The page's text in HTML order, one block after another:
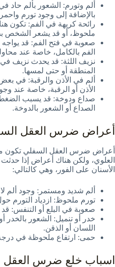
ألم وتورم: الشعور بألم حاد
بالإضافة إلى وجود تورم
رائحة كريهة في الفم: تكون
ملحوظ، أو قد يشعر الشخص
صعوبة في فتح الفم: قد
الفم بالكامل، خاصة عند
نزيف اللثة: قد يحدث نزيف في
المنطقة أو حتى لمسها.
ألم في الأذن والرقبة: في
الأذن أو الرقبة، خاصة
صداع ودوخة: قد يسبب
الصداع أو الشعور بالدوخة.
أعراض ضرس العقل
أعراض ضرس العقل السفلي تكون
العلوي، ولكن هناك أعراض إذا
الأسنان على الفور، وهي كالتالي:
ألم شديد ومستمر: وجود ألم
تورم ملحوظ: ازدياد التورم
صعوبة في البلع أو التنفس:
خدر أو تنميل: الشعور بالخدر
اللسان أو الذقن.
حمى: ارتفاع ملحوظة في درجة
اسباب خلع ضرس العقل